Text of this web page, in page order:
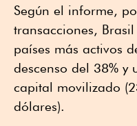
Según el informe,
transacciones,
países más activos
descenso del 38% y
capital movilizado
dólares).